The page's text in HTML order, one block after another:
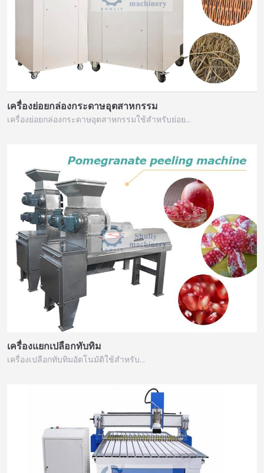
เครื่องย่อยกล่องกระดาษอุตสาหกรรม
เครื่องย่อยกล่องกระดาษอุตสาหกรรมใช้สำหรับย่อย…
เครื่องแยกเปลือกทับทิม
เครื่องเปลือกทับทิมอัตโนมัติใช้สำหรับ…